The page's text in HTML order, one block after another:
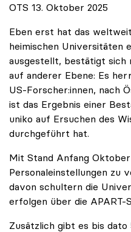
OTS 13. Oktober 2025
Eben erst hat das
heimischen Universitäten
ausgestellt, bestätigt sich
auf anderer Ebene: Es
US-Forscher:innen, nach
ist das Ergebnis einer
uniko auf Ersuchen des
durchgeführt hat.
Mit Stand Anfang Oktober
Personaleinstellungen zu
davon schultern die
erfolgen über die APART-
Zusätzlich gibt es bis